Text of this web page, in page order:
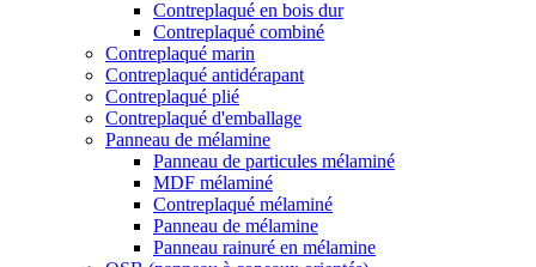
Contreplaqué en bois dur
Contreplaqué combiné
Contreplaqué marin
Contreplaqué antidérapant
Contreplaqué plié
Contreplaqué d'emballage
Panneau de mélamine
Panneau de particules mélaminé
MDF mélaminé
Contreplaqué mélaminé
Panneau de mélamine
Panneau rainuré en mélamine